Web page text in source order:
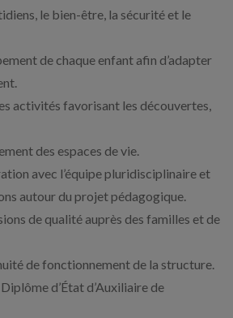
le bien-être, la sécurité et le
de chaque enfant afin d’adapter
activités favorisant les découvertes,
des espaces de vie.
avec l’équipe pluridisciplinaire et
autour du projet pédagogique.
de qualité auprès des familles et de
de fonctionnement de la structure.
d’État d’Auxiliaire de